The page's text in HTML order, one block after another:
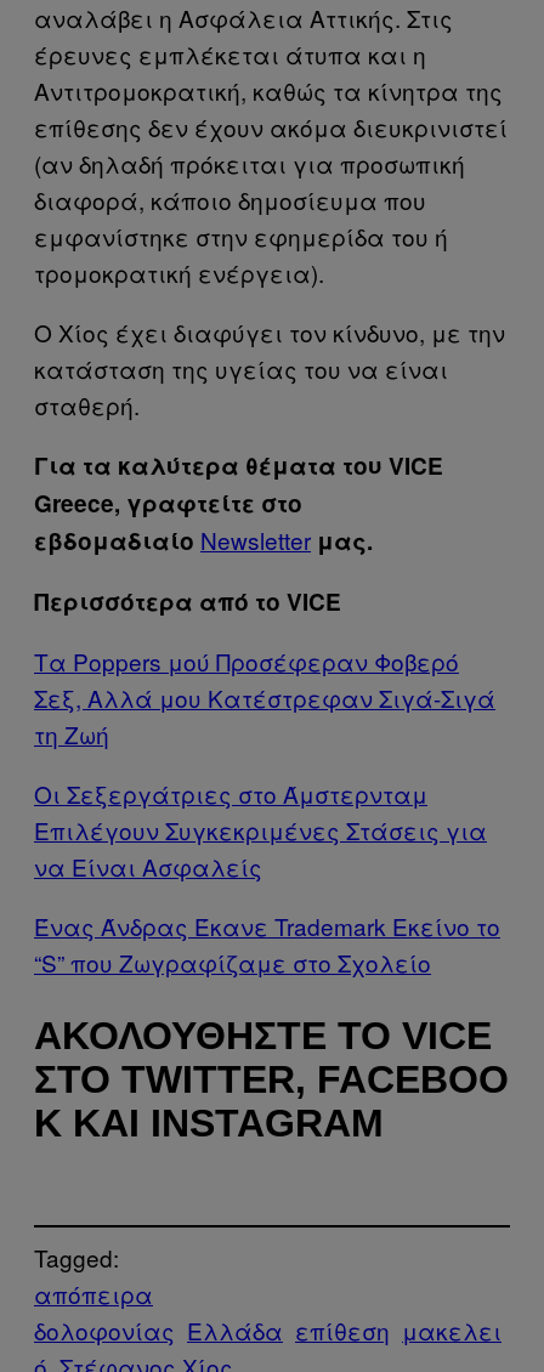
αναλάβει η Ασφάλεια Αττικής. Στις
έρευνες εμπλέκεται άτυπα και η
Αντιτρομοκρατική, καθώς τα κίνητρα της
επίθεσης δεν έχουν ακόμα διευκρινιστεί
(αν δηλαδή πρόκειται για προσωπική
διαφορά, κάποιο δημοσίευμα που
εμφανίστηκε στην εφημερίδα του ή
τρομοκρατική ενέργεια).
Ο Χίος έχει διαφύγει τον κίνδυνο, με την
κατάσταση της υγείας του να είναι
σταθερή.
Για τα καλύτερα θέματα του VICE
Greece, γραφτείτε στο
εβδομαδιαίο Newsletter μας.
Περισσότερα από το VICE
Τα Poppers μού Προσέφεραν Φοβερό
Σεξ, Αλλά μου Κατέστρεφαν Σιγά-Σιγά
τη Ζωή
Οι Σεξεργάτριες στο Άμστερνταμ
Επιλέγουν Συγκεκριμένες Στάσεις για
να Είναι Ασφαλείς
Ένας Άνδρας Έκανε Trademark Εκείνο το
“S” που Ζωγραφίζαμε στο Σχολείο
ΑΚΟΛΟΥΘΉΣΤΕ ΤΟ VICE
ΣΤΟ TWITTER, FACEBOO
K ΚΑΙ INSTAGRAM
Tagged:
απόπειρα
δολοφονίας Ελλάδα επίθεση μακελει